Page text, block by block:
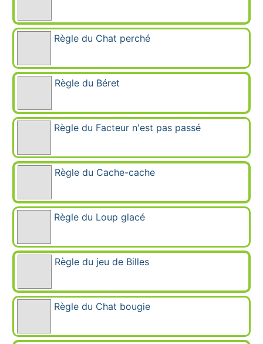
Règle du Chat perché
Règle du Béret
Règle du Facteur n'est pas passé
Règle du Cache-cache
Règle du Loup glacé
Règle du jeu de Billes
Règle du Chat bougie